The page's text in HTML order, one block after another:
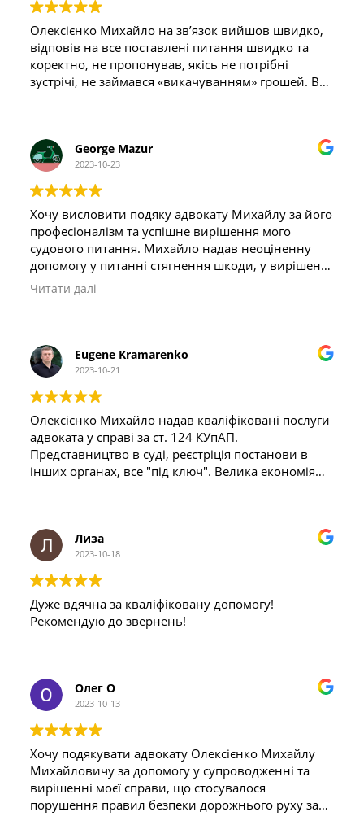
Олексієнко Михайло на звʼязок вийшов швидко,
відповів на все поставлені питання швидко та
коректно, не пропонував, якісь не потрібні
зустрічі, не займався «викачуванням» грошей. Все
George Mazur
2023-10-23
Хочу висловити подяку адвокату Михайлу за його
професіоналізм та успішне вирішення мого
судового питання. Михайло надав неоціненну
допомогу у питанні стягнення шкоди, у вирішенні
питання зі страховою винуватця та забезпечив
проведення незалежної експертизи.
закінчуючи фінальною точкою, зайняв практично
рік, і протягом усього цього часу Михайло
Його професійне керівництво в процесі розгляду
як в юридичних аспектах ДТП, так і в
адміністративної справі (стягнення суми шкоди),
відіграло ключову роль у досягненні позитивного
складний момент!
Рекомендую його послуги всім, хто в пошуку
надійного юриста!
Читати далі
Eugene Kramarenko
2023-10-21
Олексієнко Михайло надав кваліфіковані послуги
адвоката у справі за ст. 124 КУпАП.
Представництво в суді, реєстріція постанови в
інших органах, все "під ключ". Велика економія
Лиза
2023-10-18
Дуже вдячна за кваліфіковану допомогу!
Рекомендую до звернень!
Олег О
2023-10-13
Хочу подякувати адвокату Олексієнко Михайлу
Михайловичу за допомогу у супроводженні та
вирішенні моєї справи, що стосувалося
порушення правил безпеки дорожнього руху за